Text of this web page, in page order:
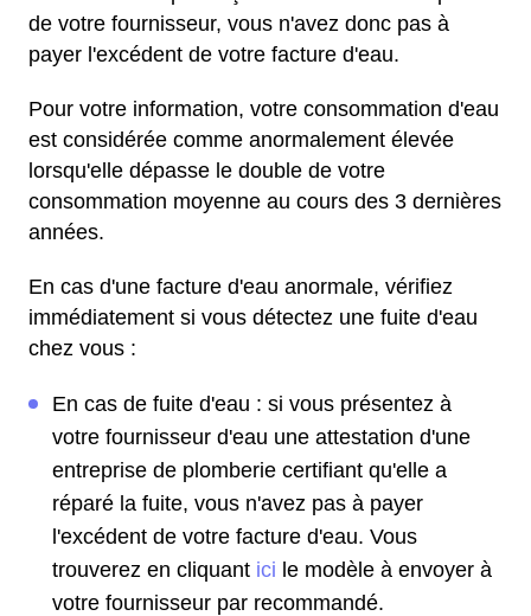
de votre fournisseur, vous n'avez donc pas à
payer l'excédent de votre facture d'eau.
Pour votre information, votre consommation d'eau
est considérée comme anormalement élevée
lorsqu'elle dépasse le double de votre
consommation moyenne au cours des 3 dernières
années.
En cas d'une facture d'eau anormale, vérifiez
immédiatement si vous détectez une fuite d'eau
chez vous :
En cas de fuite d'eau : si vous présentez à
votre fournisseur d'eau une attestation d'une
entreprise de plomberie certifiant qu'elle a
réparé la fuite, vous n'avez pas à payer
l'excédent de votre facture d'eau. Vous
trouverez en cliquant ici le modèle à envoyer à
votre fournisseur par recommandé.